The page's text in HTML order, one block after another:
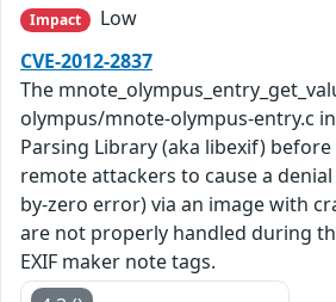
Impact
Low
CVE-2012-2837
The
olympus/mnote-olympus-entry.c in
Parsing Library (aka libexif) before
remote attackers to cause a
by-zero error) via an image with
are not properly handled during
EXIF maker note tags.